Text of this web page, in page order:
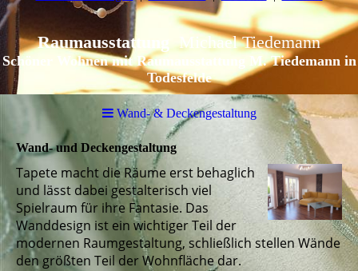
RaumausstattungMichael Tiedemann
Schöner Wohnen mit Raumausstattung M. Tiedemann in
Todesfelde
Wand- & Deckengestaltung
Wand- und Deckengestaltung
Tapete macht die Räume erst behaglich
und lässt dabei gestalterisch viel
Spielraum für ihre Fantasie. Das
Wanddesign ist ein wichtiger Teil der
modernen Raumgestaltung, schließlich stellen Wände
den größten Teil der Wohnfläche dar.